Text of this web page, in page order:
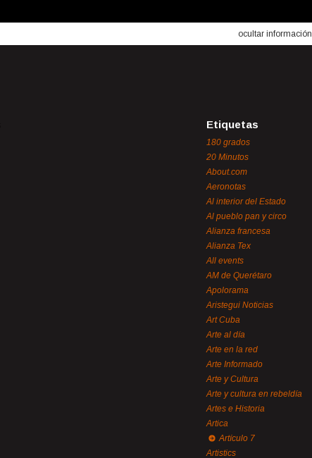
ocultar información
Etiquetas
180 grados
20 Minutos
About.com
Aeronotas
Al interior del Estado
Al pueblo pan y circo
Alianza francesa
Alianza Tex
All events
AM de Querétaro
Apolorama
Aristegui Noticias
Art Cuba
Arte al día
Arte en la red
Arte Informado
Arte y Cultura
Arte y cultura en rebeldía
Artes e Historia
Artica
Artículo 7
Artistics